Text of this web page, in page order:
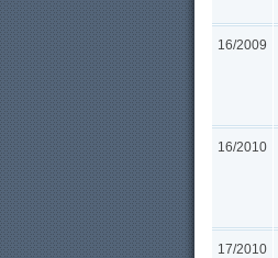
16/2009
16/2010
17/2010